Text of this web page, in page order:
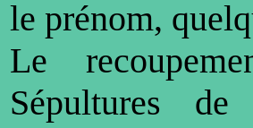
le prénom,
Le
Sépultures